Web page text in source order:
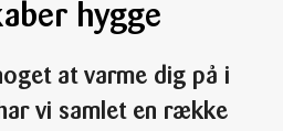
hygge
at varme dig på i
vi samlet en række